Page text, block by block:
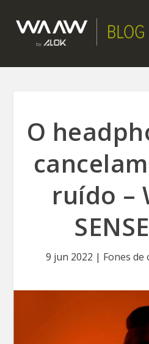
O
ruído –
9 jun 2022 | Fones de